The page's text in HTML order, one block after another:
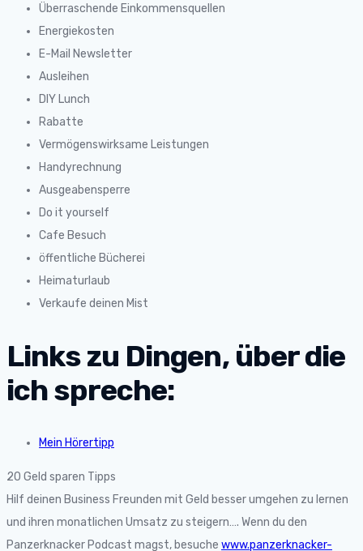
Überraschende Einkommensquellen
Energiekosten
E-Mail Newsletter
Ausleihen
DIY Lunch
Rabatte
Vermögenswirksame Leistungen
Handyrechnung
Ausgeabensperre
Do it yourself
Cafe Besuch
öffentliche Bücherei
Heimaturlaub
Verkaufe deinen Mist
Links zu Dingen, über die
ich spreche:
Mein Hörertipp
20 Geld sparen Tipps
Hilf deinen Business Freunden mit Geld besser umgehen zu lernen
und ihren monatlichen Umsatz zu steigern…. Wenn du den
Panzerknacker Podcast magst, besuche www.panzerknacker-